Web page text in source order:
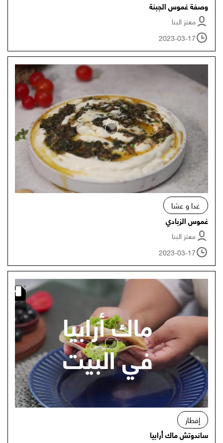
وصفة غموس الجبنة
معتز البنا
2023-03-17
غدا و عشا
غموس الزبادي
معتز البنا
2023-03-17
إفطار
ساندوتش ماك أرابيا